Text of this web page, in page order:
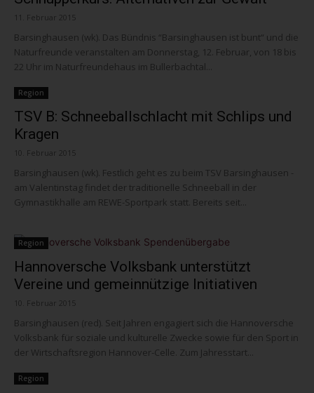
11. Februar 2015
Barsinghausen (wk). Das Bündnis “Barsinghausen ist bunt“ und die
Naturfreunde veranstalten am Donnerstag, 12. Februar, von 18 bis
22 Uhr im Naturfreundehaus im Bullerbachtal...
Region
TSV B: Schneeballschlacht mit Schlips und
Kragen
10. Februar 2015
Barsinghausen (wk). Festlich geht es zu beim TSV Barsinghausen -
am Valentinstag findet der traditionelle Schneeball in der
Gymnastikhalle am REWE-Sportpark statt. Bereits seit...
Region
Hannoversche Volksbank unterstützt
Vereine und gemeinnützige Initiativen
10. Februar 2015
Barsinghausen (red). Seit Jahren engagiert sich die Hannoversche
Volksbank für soziale und kulturelle Zwecke sowie für den Sport in
der Wirtschaftsregion Hannover-Celle. Zum Jahresstart...
Region